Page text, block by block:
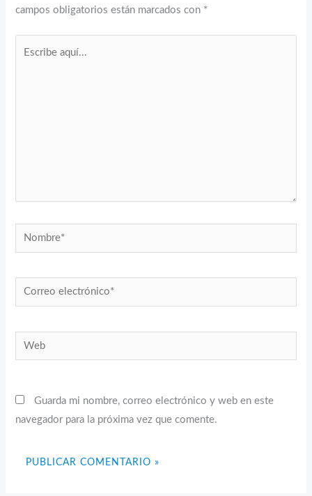
campos obligatorios están marcados con *
Nombre*
Correo
electrónico*
Web
Guarda mi nombre, correo electrónico y web en este
navegador para la próxima vez que comente.